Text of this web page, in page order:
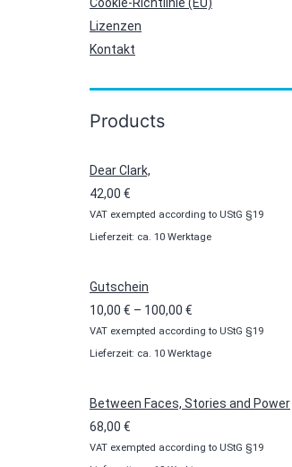
Cookie-Richtlinie (EU)
Lizenzen
Kontakt
Products
Dear Clark,
42,00 €
VAT exempted according to UStG §19
Lieferzeit: ca. 10 Werktage
Gutschein
10,00 € – 100,00 €
10,00 €
bis
VAT exempted according to UStG §19
Lieferzeit: ca. 10 Werktage
Between Faces, Stories and Power
68,00 €
VAT exempted according to UStG §19